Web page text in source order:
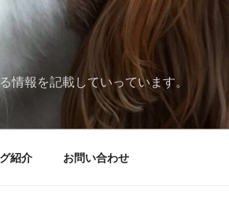
情報を記載していっています。
紹介 お問い合わせ